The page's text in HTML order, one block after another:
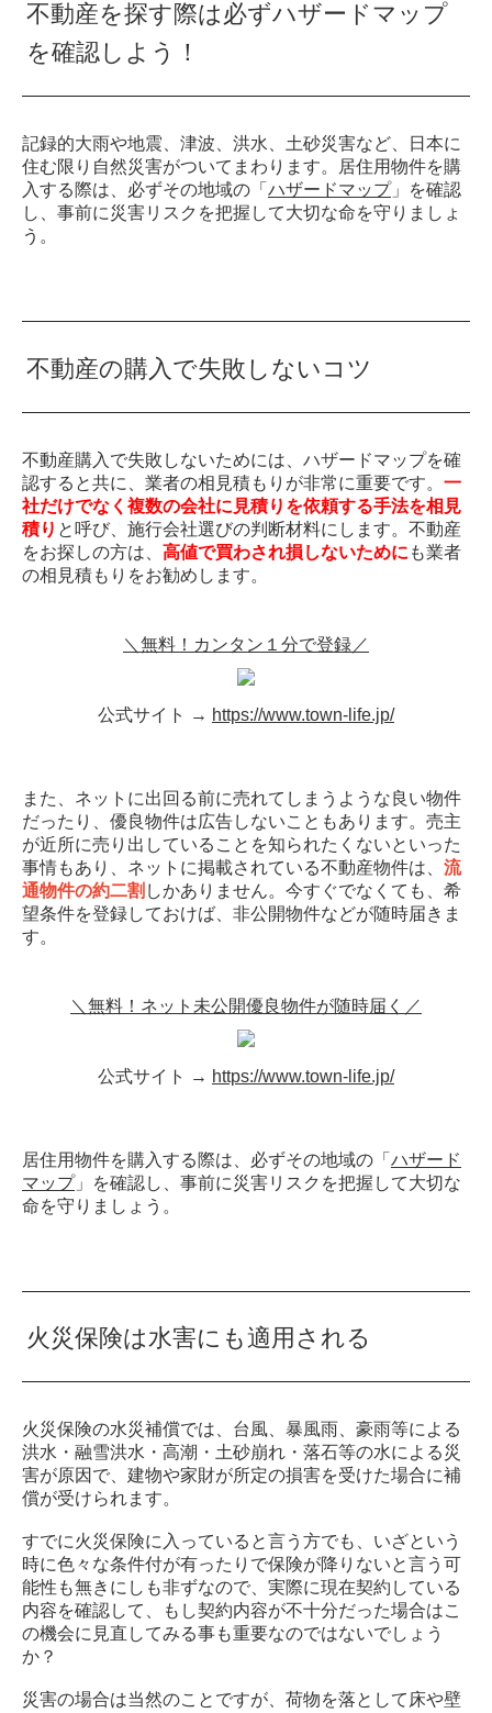
不動産を探す際は必ずハザードマップ
を確認しよう！
記録的大雨や地震、津波、洪水、土砂災害など、日本に
住む限り自然災害がついてまわります。居住用物件を購
入する際は、必ずその地域の「 ハザードマップ」を確認
し、事前に災害リスクを把握して大切な命を守りましょ
う。
不動産の購入で失敗しないコツ
不動産購入で失敗しないためには、ハザードマップを確
認すると共に、業者の相見積もりが非常に重要です。 一
社だけでなく複数の会社に見積りを依頼する手法を相見
積り と呼び、施行会社選びの判断材料にします。不動産
をお探しの方は、 高値で買わされ損しないために も業者
の相見積もりをお勧めします。
＼無料！カンタン１分で登録／
公式サイト → https://www.town-life.jp/
また、ネットに出回る前に売れてしまうような良い物件
だったり、優良物件は広告しないこともあります。売主
が近所に売り出していることを知られたくないといった
事情もあり、ネットに掲載されている不動産物件は、 流
通物件の約二割 しかありません。今すぐでなくても、希
望条件を登録しておけば、非公開物件などが随時届きま
す。
＼無料！ネット未公開優良物件が随時届く／
公式サイト → https://www.town-life.jp/
居住用物件を購入する際は、必ずその地域の「 ハザード
マップ」を確認し、事前に災害リスクを把握して大切な
命を守りましょう。
火災保険は水害にも適用される
火災保険の水災補償では、台風、暴風雨、豪雨等による
洪水・融雪洪水・高潮・土砂崩れ・落石等の水による災
害が原因で、建物や家財が所定の損害を受けた場合に補
償が受けられます。
すでに火災保険に入っていると言う方でも、いざという
時に色々な条件付が有ったりで保険が降りないと言う可
能性も無きにしも非ずなので、実際に現在契約している
内容を確認して、もし契約内容が不十分だった場合はこ
の機会に見直してみる事も重要なのではないでしょう
か？
災害の場合は当然のことですが、荷物を落として床や壁